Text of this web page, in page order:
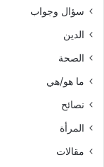
سؤال وجواب
الدين
الصحة
ما هو/هي
نصائح
المرأة
مقالات